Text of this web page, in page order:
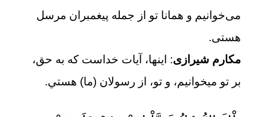
می‌خوانیم و همانا تو از جمله پیغمبران مرسل
هستی.
مکارم شیرازی: اينها، آيات خداست كه به حق،
بر تو مي‏خوانيم، و تو، از رسولان (ما) هستي.